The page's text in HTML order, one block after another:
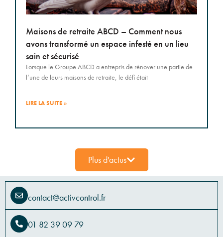
Maisons de retraite ABCD – Comment nous
avons transformé un espace infesté en un lieu
sain et sécurisé
Lorsque le Groupe ABCD a entrepris de rénover une partie de
l’une de leurs maisons de retraite, le défi était
LIRE LA SUITE »
Plus d'actus
contact@activcontrol.fr
01 82 39 09 79